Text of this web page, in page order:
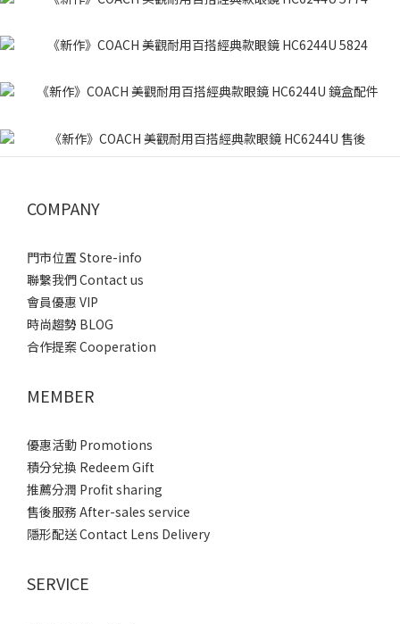
COMPANY
門市位置 Store-info
聯繫我們 Contact us
會員優惠 VIP
時尚趨勢 BLOG
合作提案 Cooperation
MEMBER
優惠活動 Promotions
積分兌換 Redeem Gift
推薦分潤 Profit sharing
售後服務 After-sales service
隱形配送 Contact Lens Delivery
SERVICE